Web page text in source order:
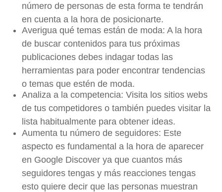
número de personas de esta forma te tendrán
en cuenta a la hora de posicionarte.
Averigua qué temas están de moda: A la hora
de buscar contenidos para tus próximas
publicaciones debes indagar todas las
herramientas para poder encontrar tendencias
o temas que estén de moda.
Analiza a la competencia: Visita los sitios webs
de tus competidores o también puedes visitar la
lista habitualmente para obtener ideas.
Aumenta tu número de seguidores: Este
aspecto es fundamental a la hora de aparecer
en Google Discover ya que cuantos más
seguidores tengas y más reacciones tengas
esto quiere decir que las personas muestran